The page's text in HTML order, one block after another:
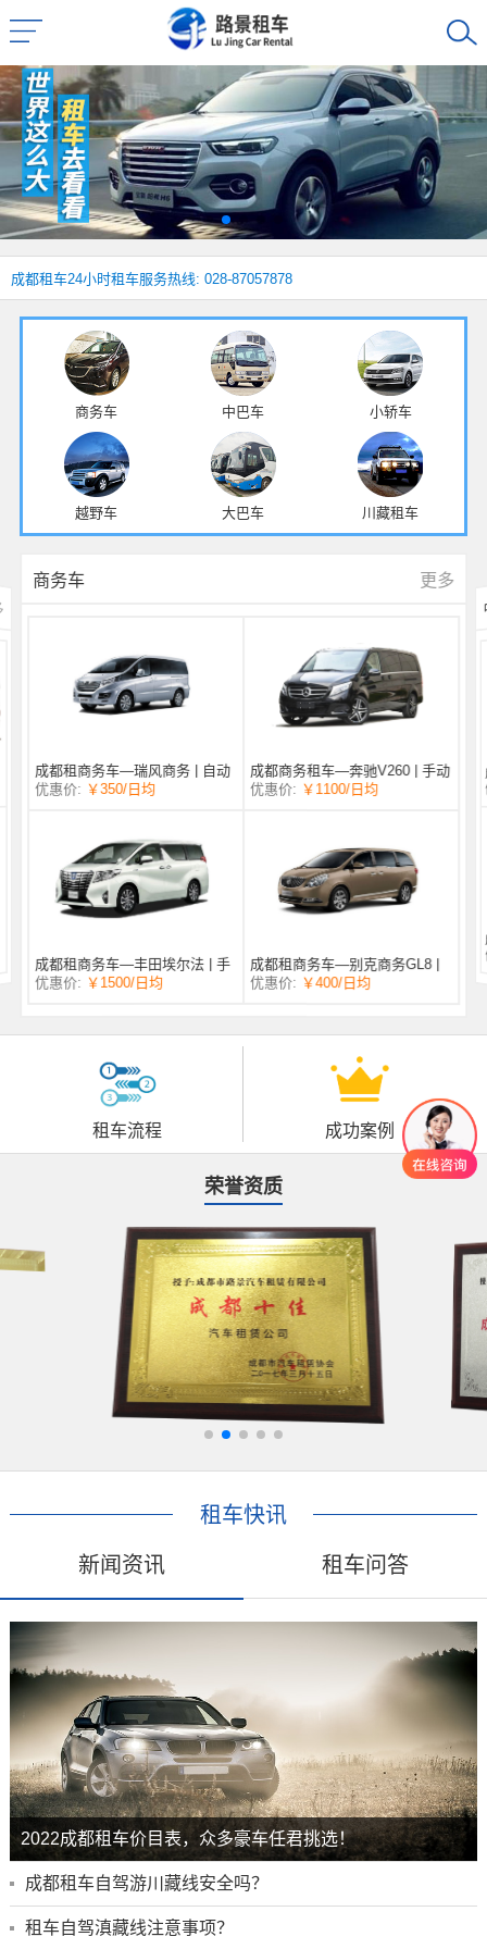
成都租车24小时租车服务热线: 028-87057878
商务车 中巴车 小轿车
越野车 大巴车 川藏租车
商务车 更多
成都租商务车—瑞风商务 | 自动
挡 | 7座
优惠价: ￥350/日均
成都商务租车—奔驰V260 | 手动
挡 |
优惠价: ￥1100/日均
成都租商务车—丰田埃尔法 | 手
自一体 |
优惠价: ￥1500/日均
成都租商务车—别克商务GL8 |
自动挡 | 7座
优惠价: ￥400/日均
租车流程 成功案例
荣誉资质
租车快讯
新闻资讯 租车问答
2022成都租车价目表，众多豪车任君挑选！
成都租车自驾游川藏线安全吗？
租车自驾滇藏线注意事项？